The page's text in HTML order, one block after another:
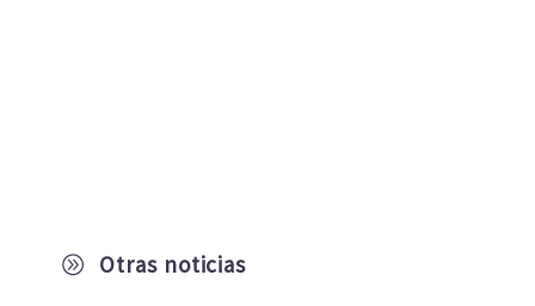
A Otras noticias